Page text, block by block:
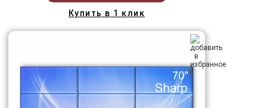
Купить в 1 клик